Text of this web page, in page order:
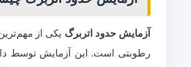
آزمایش حدود اتربرگ یکی از
رطوبتی است. این آزمایش توسط